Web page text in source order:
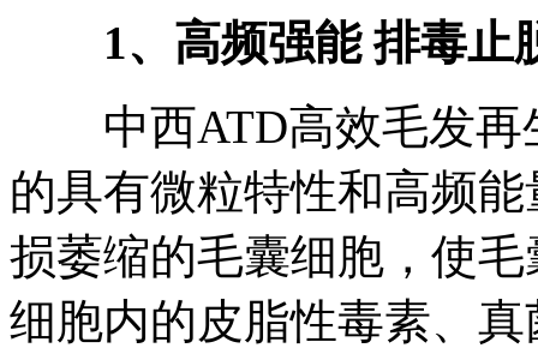
1、高频强能 排毒止
中西ATD高效毛发再
的具有微粒特性和高频
损萎缩的毛囊细胞，使
细胞内的皮脂性毒素、